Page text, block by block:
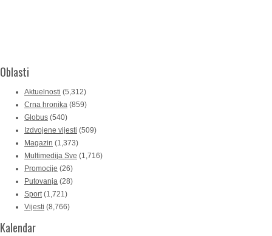
Oblasti
Aktuelnosti (5,312)
Crna hronika (859)
Globus (540)
Izdvojene vijesti (509)
Magazin (1,373)
Multimedija Sve (1,716)
Promocije (26)
Putovanja (28)
Sport(1,721)
Vijesti (8,766)
Kalendar